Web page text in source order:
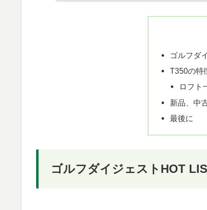
ゴルフダ
T350の特
ロフト
新品、中
最後に
ゴルフダイジェストHOT